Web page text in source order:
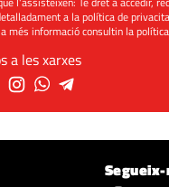
a la política de
més informació consultin la
a les xarxes